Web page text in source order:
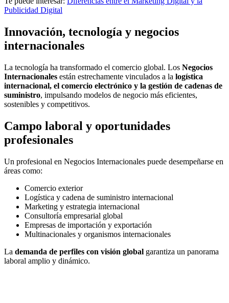
Publicidad Digital
Innovación, tecnología y negocios
internacionales
La tecnología ha transformado el comercio global. Los Negocios
Internacionales están estrechamente vinculados a la logística
internacional, el comercio electrónico y la gestión de cadenas de
suministro, impulsando modelos de negocio más eficientes,
sostenibles y competitivos.
Campo laboral y oportunidades
profesionales
Un profesional en Negocios Internacionales puede desempeñarse en
áreas como:
Comercio exterior
Logística y cadena de suministro internacional
Marketing y estrategia internacional
Consultoría empresarial global
Empresas de importación y exportación
Multinacionales y organismos internacionales
La demanda de perfiles con visión global garantiza un panorama
laboral amplio y dinámico.